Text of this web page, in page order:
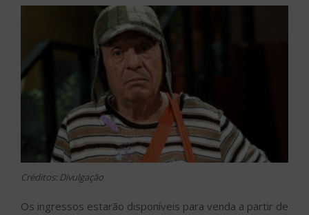
Créditos: Divulgação
Os ingressos estarão disponíveis para venda a partir de